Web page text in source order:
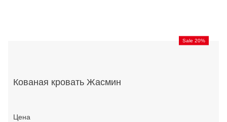
Sale 20%
Кованая кровать Жасмин